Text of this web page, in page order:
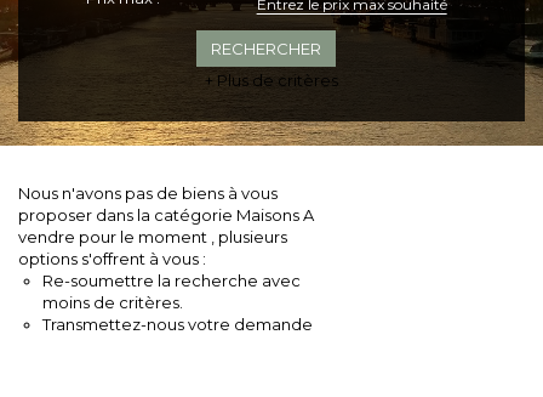
+ Plus de critères
Nous n'avons pas de biens à vous
proposer dans la catégorie Maisons A
vendre pour le moment , plusieurs
options s'offrent à vous :
Re-soumettre la recherche avec
moins de critères.
Transmettez-nous votre demande